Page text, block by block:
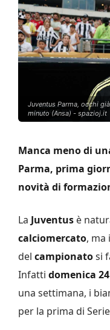
Juventus Parma, occhi
minuto (Ansa) - spazioj.it
Manca meno di
Parma, prima
novità di
La Juventus è
calciomercato, ma
del campionatosi
Infatti domenica 24
una settimana, i
per la prima di